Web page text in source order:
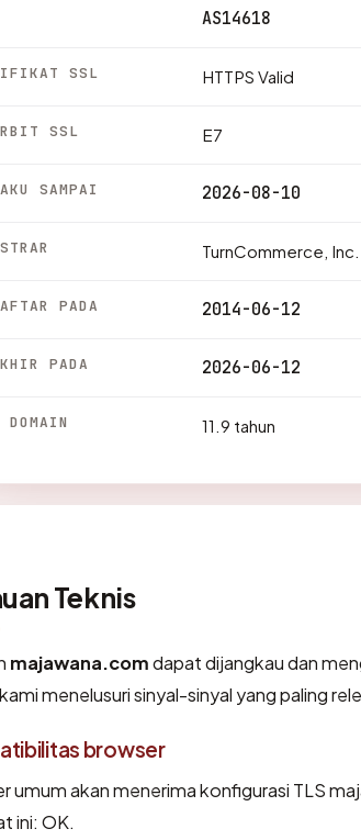
AS14618
SSL HTTPS Valid
SSL E7
SAMPAI 2026-08-10
TurnCommerce,
PADA 2014-06-12
PADA 2026-06-12
11.9 tahun
Teknis
majawana.comdapat dijangkau dan
menelusuri sinyal-sinyal yang paling
browser
umum akan menerima konfigurasi TLS
ini: OK.